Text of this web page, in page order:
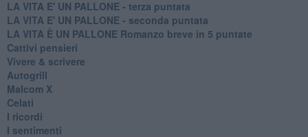
LA VITA E' UN PALLONE - terza puntata
LA VITA E' UN PALLONE - seconda puntata
LA VITA È UN PALLONE Romanzo breve in 5 puntate
Cattivi pensieri
Vivere & scrivere
Autogrill
Malcom X
Celati
I ricordi
I sentimenti